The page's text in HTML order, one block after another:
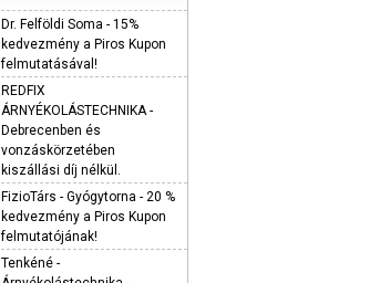
Dr. Felföldi Soma - 15%
kedvezmény a Piros Kupon
felmutatásával!
REDFIX
ÁRNYÉKOLÁSTECHNIKA -
Debrecenben és
vonzáskörzetében
kiszállási díj nélkül.
FizioTárs - Gyógytorna - 20 %
kedvezmény a Piros Kupon
felmutatójának!
Tenkéné -